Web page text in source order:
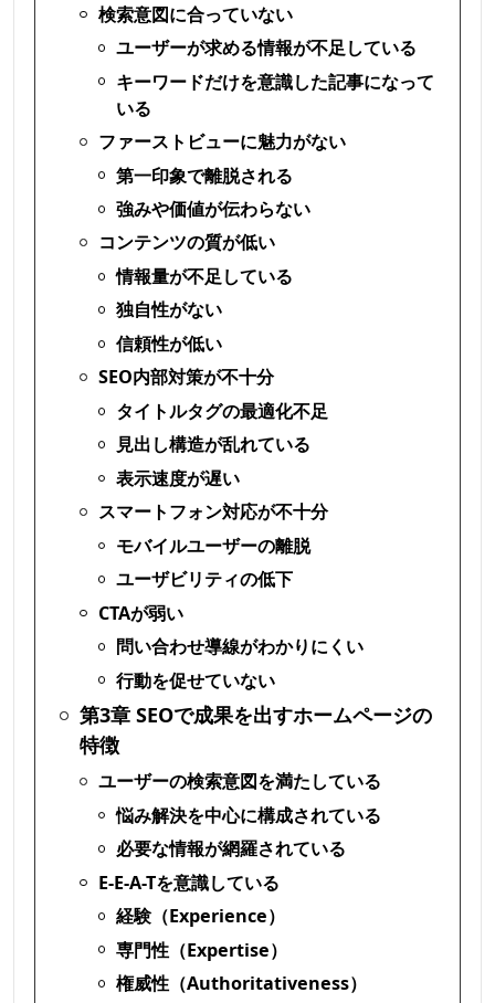
検索意図に合っていない
ユーザーが求める情報が不足している
キーワードだけを意識した記事になって
いる
ファーストビューに魅力がない
第一印象で離脱される
強みや価値が伝わらない
コンテンツの質が低い
情報量が不足している
独自性がない
信頼性が低い
SEO内部対策が不十分
タイトルタグの最適化不足
見出し構造が乱れている
表示速度が遅い
スマートフォン対応が不十分
モバイルユーザーの離脱
ユーザビリティの低下
CTAが弱い
問い合わせ導線がわかりにくい
行動を促せていない
第3章 SEOで成果を出すホームページの
特徴
ユーザーの検索意図を満たしている
悩み解決を中心に構成されている
必要な情報が網羅されている
E-E-A-Tを意識している
経験（Experience）
専門性（Expertise）
権威性（Authoritativeness）